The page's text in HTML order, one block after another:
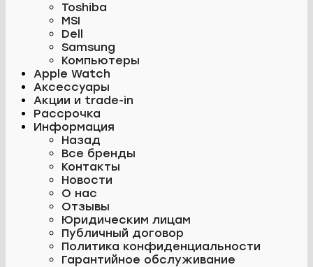
Toshiba
MSI
Dell
Samsung
Компьютеры
Apple Watch
Аксессуары
Акции и trade-in
Рассрочка
Информация
Назад
Все бренды
Контакты
Новости
О нас
Отзывы
Юридическим лицам
Публичный договор
Политика конфиденциальности
Гарантийное обслуживание